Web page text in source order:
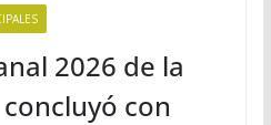
2026 de la
con